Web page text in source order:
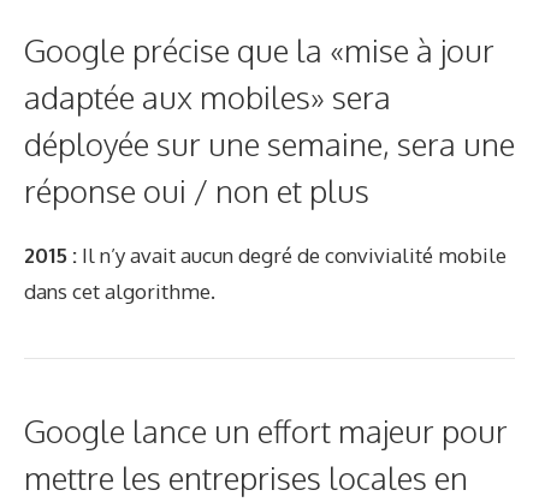
Google précise que la «mise à jour
adaptée aux mobiles» sera
déployée sur une semaine, sera une
réponse oui / non et plus
2015 : Il n’y avait aucun degré de convivialité mobile
dans cet algorithme.
Google lance un effort majeur pour
mettre les entreprises locales en